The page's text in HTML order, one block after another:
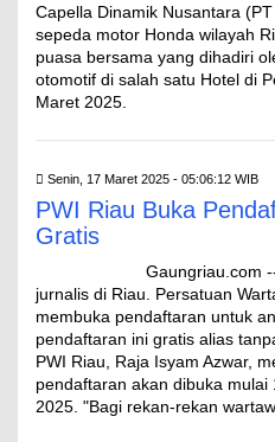
Capella Dinamik Nusantara
sepeda motor Honda wilayah
puasa bersama yang dihadiri
otomotif di salah satu Hotel di
Maret 2025.
Senin, 17 Maret 2025 - 05:06:12 WIB
PWI Riau Buka
Gratis
Gaungriau.com
jurnalis di Riau. Persatuan
membuka pendaftaran untuk
pendaftaran ini gratis alias
PWI Riau, Raja Isyam Azwar,
pendaftaran akan dibuka
2025. "Bagi rekan-rekan